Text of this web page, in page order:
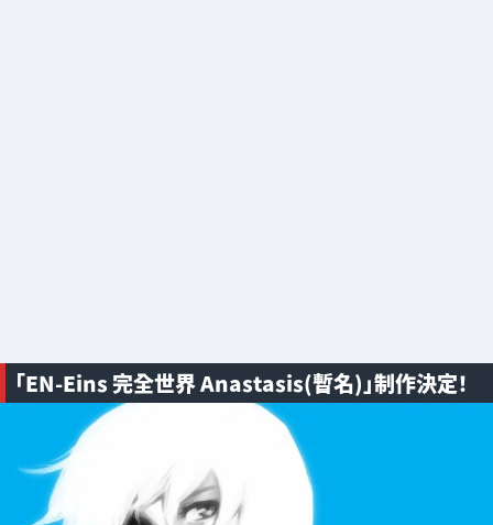
「EN-Eins 完全世界 Anastasis(暫名)」制作決定！